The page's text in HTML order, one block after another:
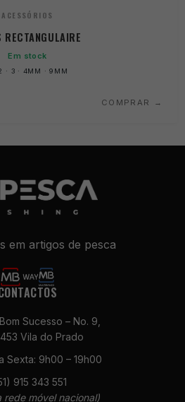
ACESSÓRIOS
RECTANGULAIRE
Em stock
· 3 · 4MM · 9MM
COMPRAR
em artigos de pesca
Sucesso – No. 9,
Vila do Prado
Sexta: 9h00 – 19h00
915 343 551
rede móvel nacional)
Necessários
não são
opcionais. São
para o
funcionamento
do site.